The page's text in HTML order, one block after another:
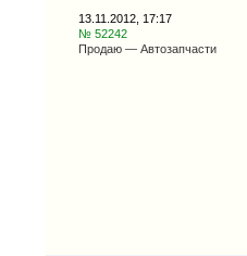
13.11.2012, 17:17
№ 52242
Продаю — Автозапчасти